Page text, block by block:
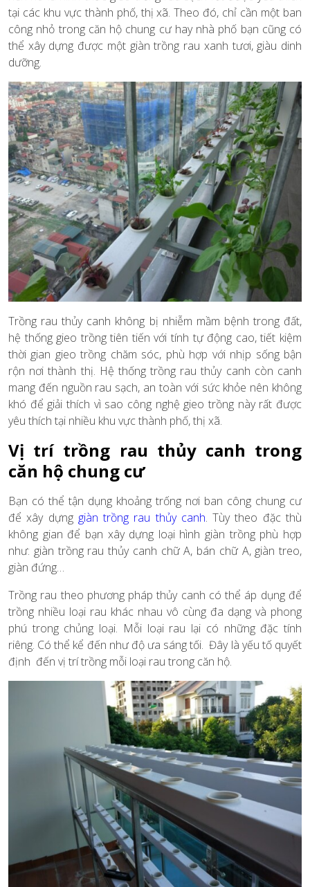
tại các khu vực thành phố, thị xã. Theo đó, chỉ cần một ban
công nhỏ trong căn hộ chung cư hay nhà phố bạn cũng có
thể xây dựng được một giàn trồng rau xanh tươi, giàu dinh
dưỡng.
Trồng rau thủy canh không bị nhiễm mầm bệnh trong đất,
hệ thống gieo trồng tiên tiến với tính tự động cao, tiết kiệm
thời gian gieo trồng chăm sóc, phù hợp với nhịp sống bận
rộn nơi thành thị. Hệ thống trồng rau thủy canh còn canh
mang đến nguồn rau sạch, an toàn với sức khỏe nên không
khó để giải thích vì sao công nghệ gieo trồng này rất được
yêu thích tại nhiều khu vực thành phố, thị xã.
Vị trí trồng rau thủy canh trong
căn hộ chung cư
Bạn có thể tận dụng khoảng trống nơi ban công chung cư
để xây dựng giàn trồng rau thủy canh. Tùy theo đặc thù
không gian để bạn xây dựng loại hình giàn trồng phù hợp
như: giàn trồng rau thủy canh chữ A, bán chữ A, giàn treo,
giàn đứng…
Trồng rau theo phương pháp thủy canh có thể áp dụng để
trồng nhiều loại rau khác nhau vô cùng đa dạng và phong
phú trong chủng loại. Mỗi loại rau lại có những đặc tính
riêng. Có thể kể đến như độ ưa sáng tối. Đây là yếu tố quyết
định đến vị trí trồng mỗi loại rau trong căn hộ.